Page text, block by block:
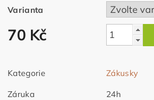
Varianta
70 Kč
Kategorie
Zákusky
Záruka
24h